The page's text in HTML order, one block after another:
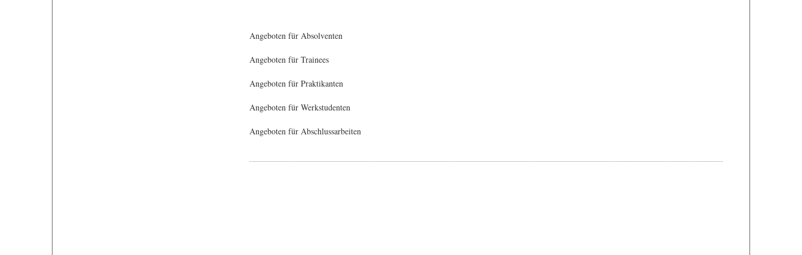
Angeboten für Absolventen
Angeboten für Trainees
Angeboten für Praktikanten
Angeboten für Werkstudenten
Angeboten für Abschlussarbeiten